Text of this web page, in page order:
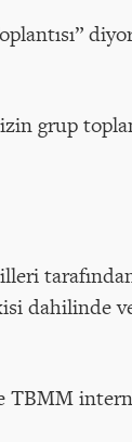
grup
dahilinde
TBMM